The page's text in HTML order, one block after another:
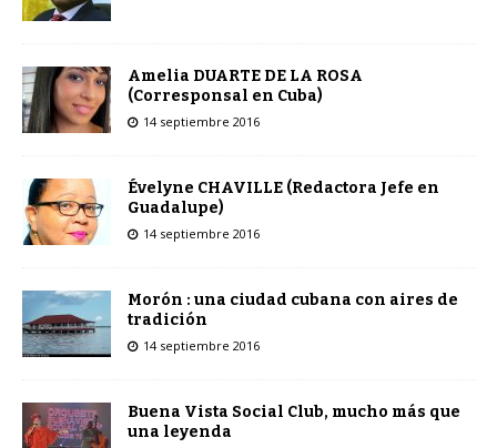
Amelia DUARTE DE LA ROSA
(Corresponsal en Cuba)
14 septiembre 2016
Évelyne CHAVILLE (Redactora Jefe en
Guadalupe)
14 septiembre 2016
Morón : una ciudad cubana con aires de
tradición
14 septiembre 2016
Buena Vista Social Club, mucho más que
una leyenda